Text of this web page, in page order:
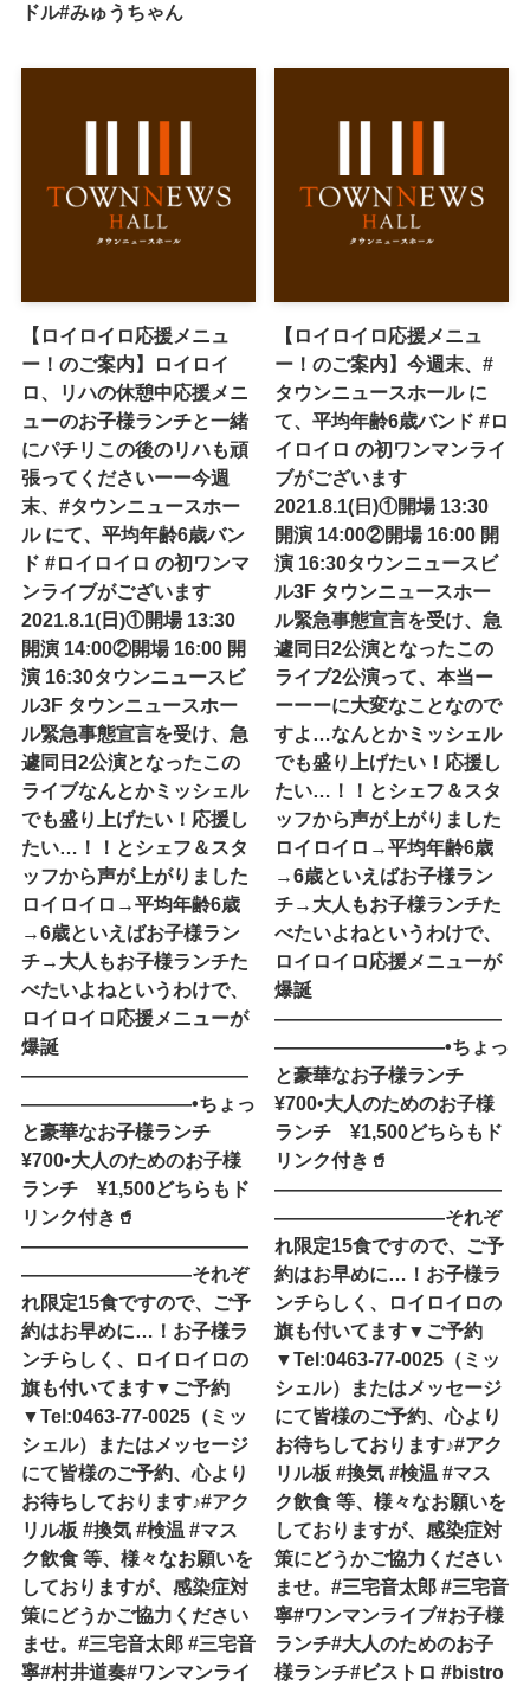
ドル#みゅうちゃん
【ロイロイロ応援メニュ
ー！のご案内】ロイロイ
ロ、リハの休憩中応援メニ
ューのお子様ランチと一緒
にパチリこの後のリハも頑
張ってくださいーー今週
末、#タウンニュースホー
ル にて、平均年齢6歳バン
ド #ロイロイロ の初ワンマ
ンライブがございます
2021.8.1(日)①開場 13:30
開演 14:00②開場 16:00 開
演 16:30タウンニュースビ
ル3F タウンニュースホー
ル緊急事態宣言を受け、急
遽同日2公演となったこの
ライブなんとかミッシェル
でも盛り上げたい！応援し
たい…！！とシェフ＆スタ
ッフから声が上がりました
ロイロイロ→平均年齢6歳
→6歳といえばお子様ラン
チ→大人もお子様ランチた
べたいよね︎というわけで、
ロイロイロ応援メニューが
爆誕
————————————
—————————•ちょっ
と豪華なお子様ランチ
¥700•大人のためのお子様
ランチ ¥1,500どちらもド
リンク付き🥤
————————————
—————————それぞ
れ限定15食ですので、ご予
約はお早めに…！お子様ラ
ンチらしく、ロイロイロの
旗も付いてます▼ご予約
▼Tel:0463-77-0025（ミッ
シェル）またはメッセージ
にて皆様のご予約、心より
お待ちしております♪#アク
リル板 #換気 #検温 #マス
ク飲食 等、様々なお願いを
しておりますが、感染症対
策にどうかご協力ください
ませ。#三宅音太郎 #三宅音
寧#村井道奏#ワンマンライ
【ロイロイロ応援メニュ
ー！のご案内】今週末、#
タウンニュースホール に
て、平均年齢6歳バンド #ロ
イロイロ の初ワンマンライ
ブがございます
2021.8.1(日)①開場 13:30
開演 14:00②開場 16:00 開
演 16:30タウンニュースビ
ル3F タウンニュースホー
ル緊急事態宣言を受け、急
遽同日2公演となったこの
ライブ2公演って、本当ー
ーーーに大変なことなので
すよ…なんとかミッシェル
でも盛り上げたい！応援し
たい…！！とシェフ＆スタ
ッフから声が上がりました
ロイロイロ→平均年齢6歳
→6歳といえばお子様ラン
チ→大人もお子様ランチた
べたいよね︎というわけで、
ロイロイロ応援メニューが
爆誕
————————————
—————————•ちょっ
と豪華なお子様ランチ
¥700•大人のためのお子様
ランチ ¥1,500どちらもド
リンク付き🥤
————————————
—————————それぞ
れ限定15食ですので、ご予
約はお早めに…！お子様ラ
ンチらしく、ロイロイロの
旗も付いてます▼ご予約
▼Tel:0463-77-0025（ミッ
シェル）またはメッセージ
にて皆様のご予約、心より
お待ちしております♪#アク
リル板 #換気 #検温 #マス
ク飲食 等、様々なお願いを
しておりますが、感染症対
策にどうかご協力ください
ませ。#三宅音太郎 #三宅音
寧#ワンマンライブ#お子様
ランチ#大人のためのお子
様ランチ#ビストロ #bistro